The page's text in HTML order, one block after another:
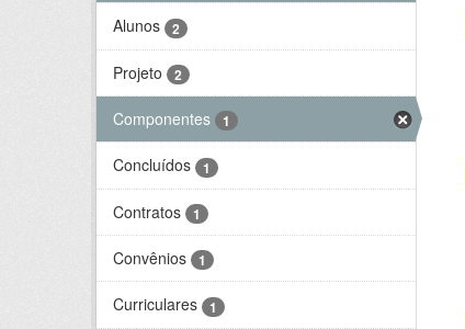
Alunos 2
Projeto 2
Componentes 1
Concluídos 1
Contratos 1
Convênios 1
Curriculares 1